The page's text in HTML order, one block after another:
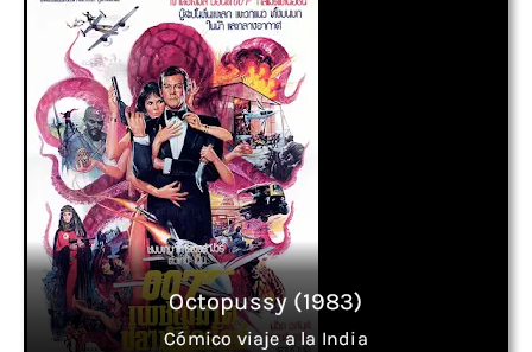
Octopussy (1983)
Cómico viaje a la India